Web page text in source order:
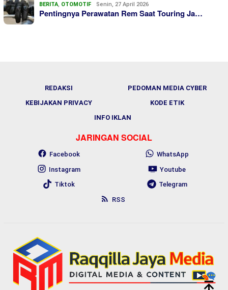
BERITA OTOMOTIF Senin, 27 April 2026
Pentingnya Perawatan Rem Saat Touring Ja…
REDAKSI
PEDOMAN MEDIA CYBER
KEBIJAKAN PRIVACY
KODE ETIK
INFO IKLAN
JARINGAN SOCIAL
Facebook
WhatsApp
Instagram
Youtube
Tiktok
Telegram
RSS